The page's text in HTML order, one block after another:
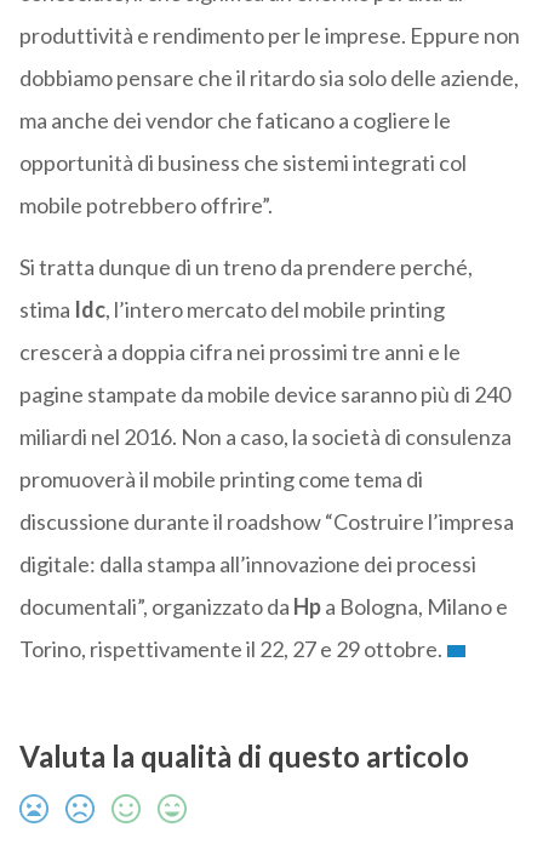
produttività e rendimento per le imprese. Eppure non
dobbiamo pensare che il ritardo sia solo delle aziende,
ma anche dei vendor che faticano a cogliere le
opportunità di business che sistemi integrati col
mobile potrebbero offrire”.
Si tratta dunque di un treno da prendere perché,
stima Idc, l’intero mercato del mobile printing
crescerà a doppia cifra nei prossimi tre anni e le
pagine stampate da mobile device saranno più di 240
miliardi nel 2016. Non a caso, la società di consulenza
promuoverà il mobile printing come tema di
discussione durante il roadshow “Costruire l’impresa
digitale: dalla stampa all’innovazione dei processi
documentali”, organizzato da Hpa Bologna, Milano e
Torino, rispettivamente il 22, 27 e 29 ottobre.
Valuta la qualità di questo articolo